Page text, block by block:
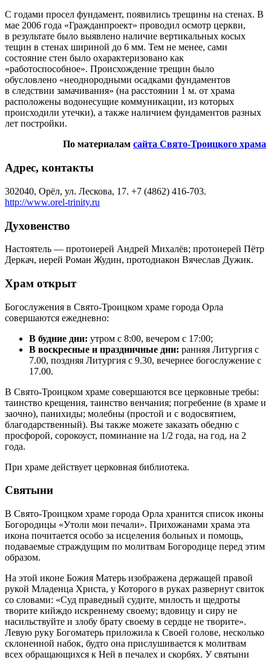
С годами просел фундамент, появились трещины на стенах. В
мае 2006 года «Гражданпроект» проводил осмотр церкви,
в результате было выявлено наличие вертикальных косых
тещин в стенах шириной до 6 мм. Тем не менее, сами
состояние стен было охарактеризовано как
«работоспособное». Происхождение трещин было
обусловлено «неоднородными осадками фундаментов
в следствии замачивания» (на расстоянии 1 м. от храма
расположены водонесущие коммуникации, из которых
происходили утечки), а также наличием фундаментов разных
лет постройки.
По материалам сайта Свято-Троицкого храма
Адрес, контакты
302040, Орёл, ул. Лескова, 17. +7 (4862) 416-703.
http://www.orel-trinity.ru
Духовенство
Настоятель — протоиерей Андрей Михалёв; протоиерей Пётр
Деркач, иерей Роман Жудин, протодиакон Вячеслав Дужик.
Храм открыт
Богослужения в Свято-Троицком храме города Орла
совершаются ежедневно:
В будние дни: утром с 8:00, вечером с 17:00;
В воскресные и праздничные дни: ранняя Литургия с
7.00, поздняя Литургия с 9.30, вечернее богослужение с
17.00.
В Свято-Троицком храме совершаются все церковные требы:
таинство крещения, таинство венчания; погребение (в храме и
заочно), панихиды; молебны (простой и с водосвятием,
благодарственный). Вы также можете заказать обедню с
просфорой, сорокоуст, поминание на 1/2 года, на год, на 2
года.
При храме действует церковная библиотека.
Святыни
В Свято-Троицком храме города Орла хранится список иконы
Богородицы «Утоли мои печали». Прихожанами храма эта
икона почитается особо за исцеления больных и помощь,
подаваемые страждущим по молитвам Богородице перед этим
образом.
На этой иконе Божия Матерь изображена держащей правой
рукой Младенца Христа, у Которого в руках развернут свиток
со словами: «Суд праведный судите, милость и щедроты
творите кийждо искреннему своему; вдовицу и сиру не
насильствуйте и злобу брату своему в сердце не творите».
Левую руку Богоматерь приложила к Своей голове, несколько
склоненной набок, будто она прислушивается к молитвам
всех обращающихся к Ней в печалех и скорбях. У святыни